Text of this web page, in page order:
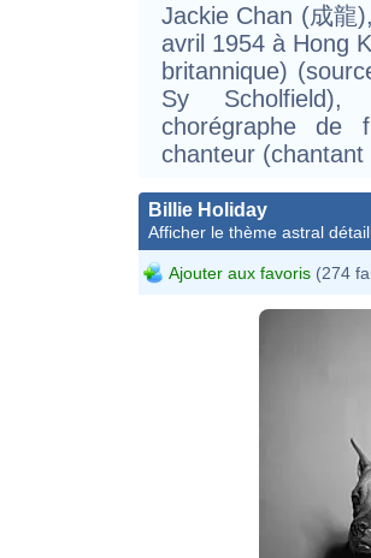
Jackie Chan (成龍
avril 1954 à Hong
britannique)
Sy
chorégraphe
chanteur
Billie Holiday
Afficher le thème astral
Ajouter aux favoris (274